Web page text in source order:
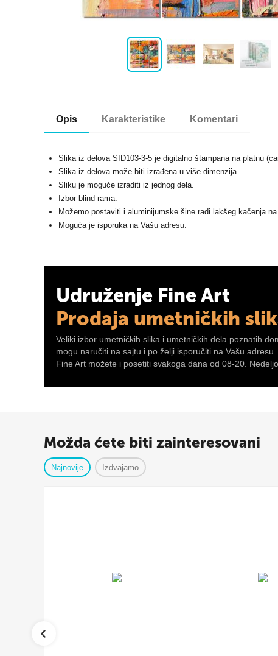
Opis Karakteristike Komentari
Slika iz delova SID103-3-5 je digitalno štampana na platnu
Slika iz delova može biti izrađena u više dimenzija.
Sliku je moguće izraditi iz jednog dela.
Izbor blind rama.
Možemo postaviti i aluminijumske šine radi lakšeg kačenja
Moguća je isporuka na Vašu adresu.
Udruženje Fine Art
Prodaja umetničkih
Veliki izbor umetničkih slika i umetničkih dela poznatih
mogu naručiti na sajtu i po želji isporučiti na Vašu
Fine Art možete i posetiti svakoga dana od 08-20.
Možda ćete biti zainteresovani
Najnovije Izdvajamo